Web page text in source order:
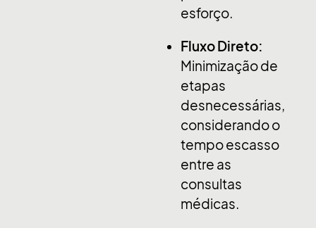
esforço.
Fluxo Direto:
Minimização de
etapas
desnecessárias,
considerando o
tempo escasso
entre as
consultas
médicas.